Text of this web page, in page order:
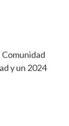
y un 2024